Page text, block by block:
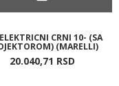
CRNI 10- (SA
(MARELLI)
20.040,71 RSD